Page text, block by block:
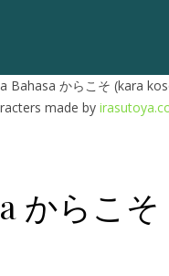
Bahasa からこそ (kara
made by
からこ